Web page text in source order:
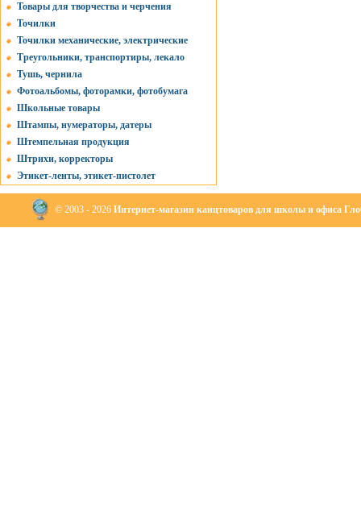
Товары для творчества и черчения
Точилки
Точилки механические, электрические
Треугольники, транспортиры, лекало
Тушь, чернила
Фотоальбомы, фоторамки, фотобумага
Школьные товары
Штампы, нумераторы, датеры
Штемпельная продукция
Штрихи, корректоры
Этикет-ленты, этикет-пистолет
© 2003 - 2026 Интернет-магазин канцтоваров для школы и офиса